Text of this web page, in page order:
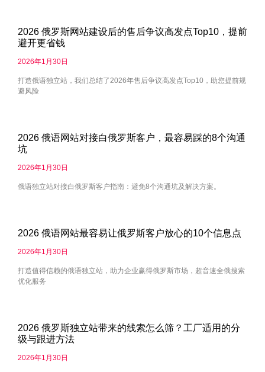
2026 俄罗斯网站建设后的售后争议高发点Top10，提前
避开更省钱
2026年1月30日
打造俄语独立站，我们总结了2026年售后争议高发点Top10，助您提前规
避风险
2026 俄语网站对接白俄罗斯客户，最容易踩的8个沟通
坑
2026年1月30日
俄语独立站对接白俄罗斯客户指南：避免8个沟通坑及解决方案。
2026 俄语网站最容易让俄罗斯客户放心的10个信息点
2026年1月30日
打造值得信赖的俄语独立站，助力企业赢得俄罗斯市场，超音速全俄搜索
优化服务
2026 俄罗斯独立站带来的线索怎么筛？工厂适用的分
级与跟进方法
2026年1月30日